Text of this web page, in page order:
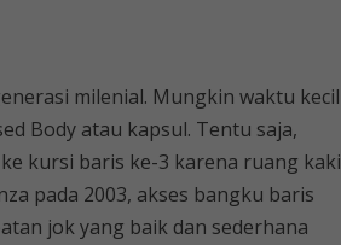
milenial. Mungkin waktu kecil
Body atau kapsul. Tentu saja,
kursi baris ke-3 karena ruang kaki
pada 2003, akses bangku baris
jok yang baik dan sederhana